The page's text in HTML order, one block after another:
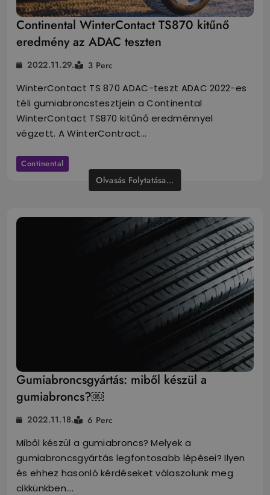
Continental WinterContact TS870 kitűnő
eredmény az ADAC teszten
2022.11.29. 3 Perc
WinterContact TS 870 ADAC-teszt ADAC 2022-es
téli gumiabroncstesztjein a Continental
WinterContact TS870 kitűnő eredménnyel
végzett. A WinterContract…
Continental
Olvasás Folytatása...
Gumiabroncsgyártás: miből készül a
gumiabroncs?￼
2022.11.18. 6 Perc
Miből készül a gumiabroncs? Melyek a
gumiabroncsgyártás legfontosabb lépései? Ilyen
és ehhez hasonló kérdéseket válaszolunk meg
cikkünkben.…